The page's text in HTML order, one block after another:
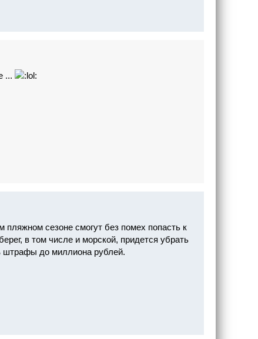
...
сезоне смогут без помех попасть к
в том числе и морской, придется убрать
штрафы до миллиона рублей.